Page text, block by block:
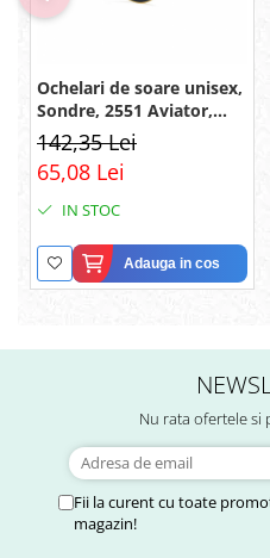
Ochelari de soare unisex,
Sondre, 2551 Aviator,
Polarizati, Negru-Auriu
142,35 Lei
65,08 Lei
IN STOC
Adauga in cos
Nu rata ofertele
Fii la curent cu toate
magazin!